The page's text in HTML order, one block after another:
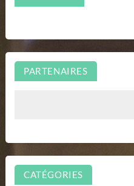
PARTENAIRES
CATÉGORIES